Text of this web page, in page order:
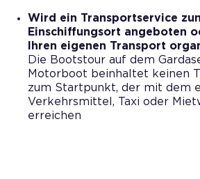
Wird ein Transportservice
Einschiffungsort angeboten
Ihren eigenen Transport
Die Bootstour auf dem
Motorboot beinhaltet keinen
zum Startpunkt, der mit dem
Verkehrsmittel, Taxi oder
erreichen